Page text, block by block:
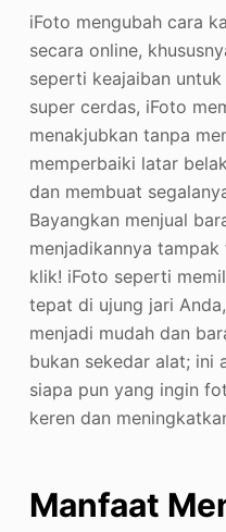
iFoto mengubah cara
secara online,
seperti keajaiban
super cerdas, iFoto
menakjubkan tanpa
memperbaiki latar
dan membuat
Bayangkan menjual
menjadikannya
klik! iFoto seperti
tepat di ujung jari
menjadi mudah dan
bukan sekedar alat; ini
siapa pun yang ingin
keren dan
Manfaat